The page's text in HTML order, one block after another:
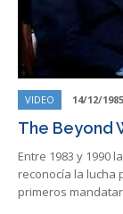
VIDEO 14/12/1985
The Beyond
Entre 1983 y 1990
reconocía la lucha
primeros